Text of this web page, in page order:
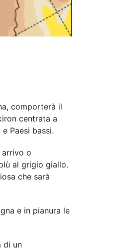
comporterà il
centrata a
Paesi bassi.
o
al grigio giallo.
che sarà
e in pianura le
di un